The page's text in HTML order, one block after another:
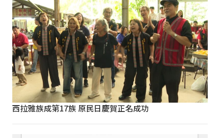
西拉雅族成第17族 原民日慶賀正名成功